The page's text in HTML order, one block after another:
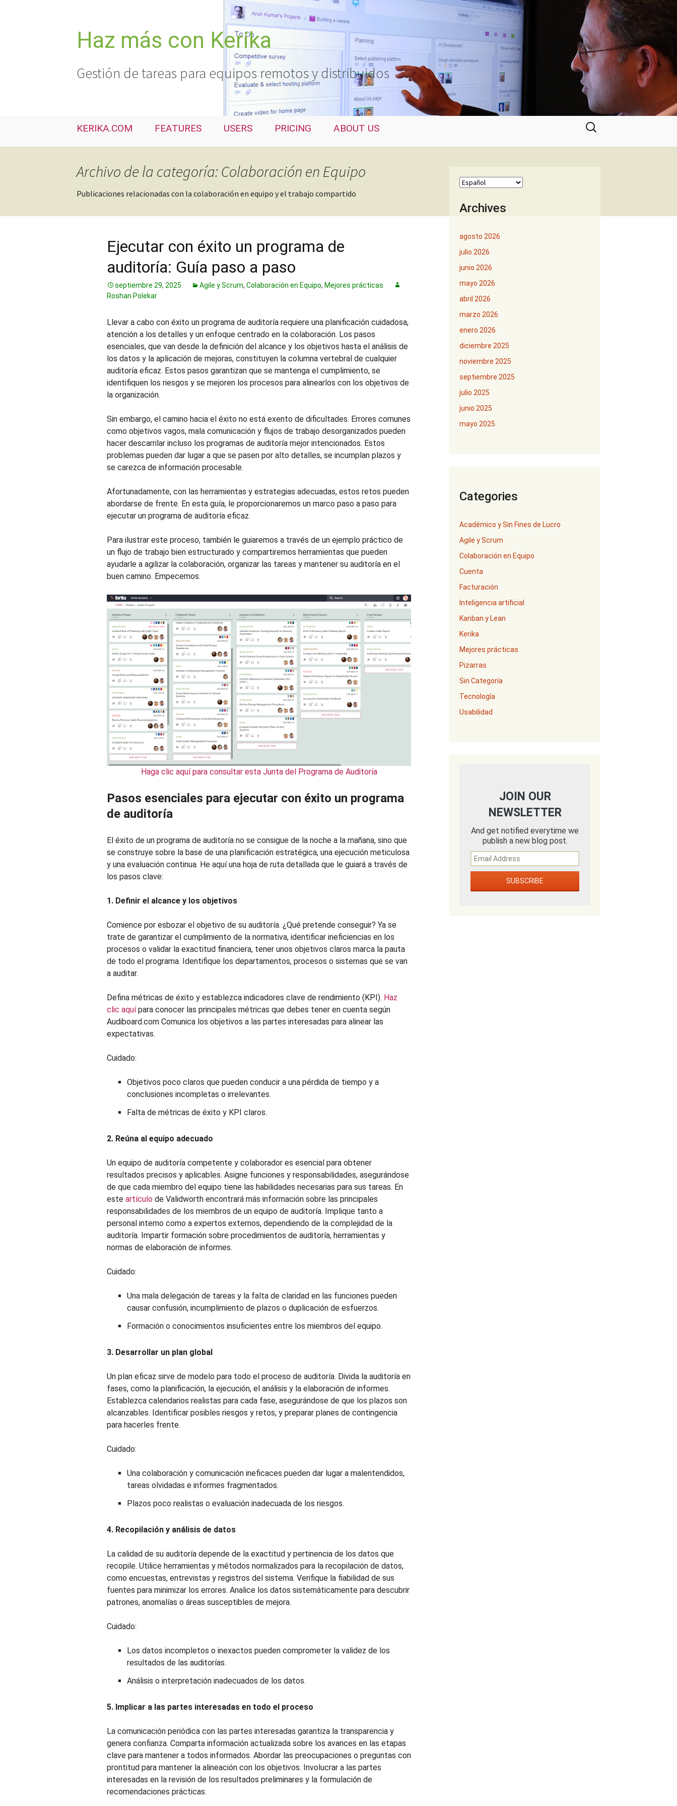
Haz más con Kerika
Gestión de tareas para equipos remotos y distribuidos
KERIKA.COM FEATURES USERS PRICING ABOUT US
Buscar:
Archivo de la categoría: Colaboración en Equipo
Publicaciones relacionadas con la colaboración en equipo y el trabajo compartido
Ejecutar con éxito un programa de
auditoría: Guía paso a paso
septiembre 29, 2025 Agile y Scrum, Colaboración en Equipo, Mejores prácticas
Roshan Polekar
Llevar a cabo con éxito un programa de auditoría requiere una planificación cuidadosa,
atención a los detalles y un enfoque centrado en la colaboración. Los pasos
esenciales, que van desde la definición del alcance y los objetivos hasta el análisis de
los datos y la aplicación de mejoras, constituyen la columna vertebral de cualquier
auditoría eficaz. Estos pasos garantizan que se mantenga el cumplimiento, se
identifiquen los riesgos y se mejoren los procesos para alinearlos con los objetivos de
la organización.
Sin embargo, el camino hacia el éxito no está exento de dificultades. Errores comunes
como objetivos vagos, mala comunicación y flujos de trabajo desorganizados pueden
hacer descarrilar incluso los programas de auditoría mejor intencionados. Estos
problemas pueden dar lugar a que se pasen por alto detalles, se incumplan plazos y
se carezca de información procesable.
Afortunadamente, con las herramientas y estrategias adecuadas, estos retos pueden
abordarse de frente. En esta guía, le proporcionaremos un marco paso a paso para
ejecutar un programa de auditoría eficaz.
Para ilustrar este proceso, también le guiaremos a través de un ejemplo práctico de
un flujo de trabajo bien estructurado y compartiremos herramientas que pueden
ayudarle a agilizar la colaboración, organizar las tareas y mantener su auditoría en el
buen camino. Empecemos.
Haga clic aquí para consultar esta Junta del Programa de Auditoría
Pasos esenciales para ejecutar con éxito un programa
de auditoría
El éxito de un programa de auditoría no se consigue de la noche a la mañana, sino que
se construye sobre la base de una planificación estratégica, una ejecución meticulosa
y una evaluación continua. He aquí una hoja de ruta detallada que le guiará a través de
los pasos clave:
1. Definir el alcance y los objetivos
Comience por esbozar el objetivo de su auditoría. ¿Qué pretende conseguir? Ya se
trate de garantizar el cumplimiento de la normativa, identificar ineficiencias en los
procesos o validar la exactitud financiera, tener unos objetivos claros marca la pauta
de todo el programa. Identifique los departamentos, procesos o sistemas que se van
a auditar.
Defina métricas de éxito y establezca indicadores clave de rendimiento (KPI). Haz
clic aquípara conocer las principales métricas que debes tener en cuenta según
Audiboard.com Comunica los objetivos a las partes interesadas para alinear las
expectativas.
Cuidado:
Objetivos poco claros que pueden conducir a una pérdida de tiempo y a
conclusiones incompletas o irrelevantes.
Falta de métricas de éxito y KPI claros.
2. Reúna al equipo adecuado
Un equipo de auditoría competente y colaborador es esencial para obtener
resultados precisos y aplicables. Asigne funciones y responsabilidades, asegurándose
de que cada miembro del equipo tiene las habilidades necesarias para sus tareas. En
este artículo de Validworth encontrará más información sobre las principales
responsabilidades de los miembros de un equipo de auditoría. Implique tanto a
personal interno como a expertos externos, dependiendo de la complejidad de la
auditoría. Impartir formación sobre procedimientos de auditoría, herramientas y
normas de elaboración de informes.
Cuidado:
Una mala delegación de tareas y la falta de claridad en las funciones pueden
causar confusión, incumplimiento de plazos o duplicación de esfuerzos.
Formación o conocimientos insuficientes entre los miembros del equipo.
3. Desarrollar un plan global
Un plan eficaz sirve de modelo para todo el proceso de auditoría. Divida la auditoría en
fases, como la planificación, la ejecución, el análisis y la elaboración de informes.
Establezca calendarios realistas para cada fase, asegurándose de que los plazos son
alcanzables. Identificar posibles riesgos y retos, y preparar planes de contingencia
para hacerles frente.
Cuidado:
Una colaboración y comunicación ineficaces pueden dar lugar a malentendidos,
tareas olvidadas e informes fragmentados.
Plazos poco realistas o evaluación inadecuada de los riesgos.
4. Recopilación y análisis de datos
La calidad de su auditoría depende de la exactitud y pertinencia de los datos que
recopile. Utilice herramientas y métodos normalizados para la recopilación de datos,
como encuestas, entrevistas y registros del sistema. Verifique la fiabilidad de sus
fuentes para minimizar los errores. Analice los datos sistemáticamente para descubrir
patrones, anomalías o áreas susceptibles de mejora.
Cuidado:
Los datos incompletos o inexactos pueden comprometer la validez de los
resultados de las auditorías.
Análisis o interpretación inadecuados de los datos.
5. Implicar a las partes interesadas en todo el proceso
La comunicación periódica con las partes interesadas garantiza la transparencia y
genera confianza. Comparta información actualizada sobre los avances en las etapas
clave para mantener a todos informados. Abordar las preocupaciones o preguntas con
prontitud para mantener la alineación con los objetivos. Involucrar a las partes
interesadas en la revisión de los resultados preliminares y la formulación de
recomendaciones prácticas.
Archives
agosto 2026
julio 2026
junio 2026
mayo 2026
abril 2026
marzo 2026
enero 2026
diciembre 2025
noviembre 2025
septiembre 2025
julio 2025
junio 2025
mayo 2025
Categories
Académico y Sin Fines de Lucro
Agile y Scrum
Colaboración en Equipo
Cuenta
Facturación
Inteligencia artificial
Kanban y Lean
Kerika
Mejores prácticas
Pizarras
Sin Categoría
Tecnología
Usabilidad
JOIN OUR
NEWSLETTER
And get notified everytime we
publish a new blog post.